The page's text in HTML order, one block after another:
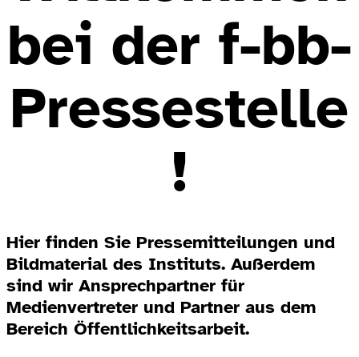
bei der f-bb-
Pressestelle
!
Hier finden Sie Pressemitteilungen und
Bildmaterial des Instituts. Außerdem
sind wir Ansprechpartner für
Medienvertreter und Partner aus dem
Bereich Öffentlichkeitsarbeit.